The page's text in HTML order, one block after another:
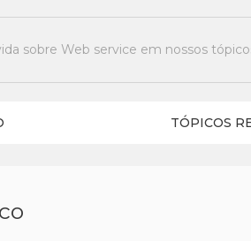
sobre Web service em nossos
TÓPICOS